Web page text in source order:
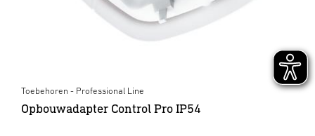
Toebehoren - Professional Line
Opbouwadapter Control Pro IP54